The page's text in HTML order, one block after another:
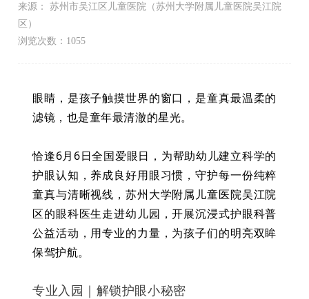
来源： 苏州市吴江区儿童医院（苏州大学附属儿童医院吴江院
区）
浏览次数：1055
眼睛，是孩子触摸世界的窗口，是童真最温柔的
滤镜，也是童年最清澈的星光。
恰逢6月6日全国爱眼日，为帮助幼儿建立科学的
护眼认知，养成良好用眼习惯，守护每一份纯粹
童真与清晰视线，苏州大学附属儿童医院吴江院
区的眼科医生走进幼儿园，开展沉浸式护眼科普
公益活动，用专业的力量，为孩子们的明亮双眸
保驾护航。
专业入 园 ｜解锁护眼小秘密